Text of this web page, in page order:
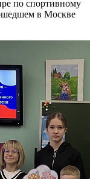
по спортивному
в Москве